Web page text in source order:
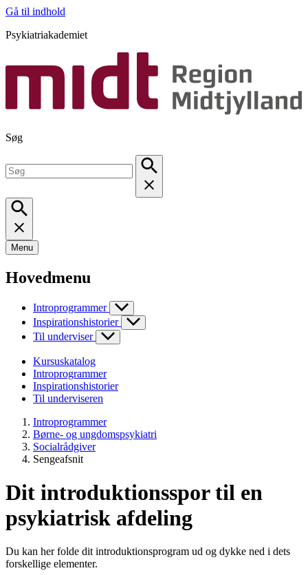
Gå til indhold
Psykiatriakademiet
Søg
Menu
Hovedmenu
Introprogrammer
Inspirationshistorier
Til underviser
Kursuskatalog
Introprogrammer
Inspirationshistorier
Til underviseren
Introprogrammer
Børne- og ungdomspsykiatri
Socialrådgiver
Sengeafsnit
Dit introduktionsspor til en
psykiatrisk afdeling
Du kan her folde dit introduktionsprogram ud og dykke ned i dets
forskellige elementer.